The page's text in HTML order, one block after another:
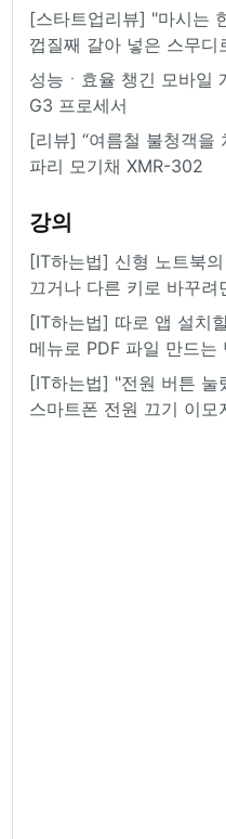
[스타트업리뷰] "마시는
껍질째 갈아 넣은 스무디
성능ㆍ효율 챙긴 모바일
G3 프로세서
[리뷰] “여름철 불청객을
파리 모기채 XMR-302
강의
[IT하는법] 신형 노트북
끄거나 다른 키로 바꾸려
[IT하는법] 따로 앱 설치
메뉴로 PDF 파일 만드는
[IT하는법] "전원 버튼 눌
스마트폰 전원 끄기 이모